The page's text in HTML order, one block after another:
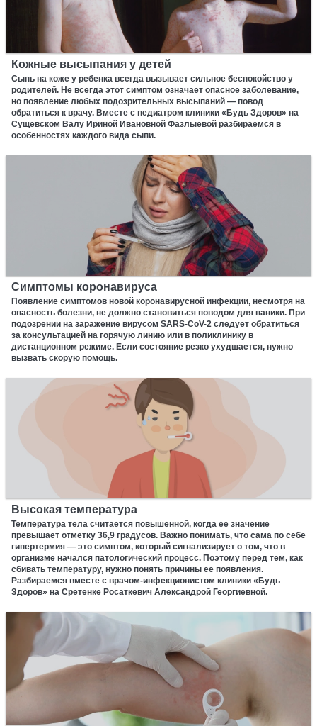
Кожные высыпания у детей
Сыпь на коже у ребенка всегда вызывает сильное беспокойство у
родителей. Не всегда этот симптом означает опасное заболевание,
но появление любых подозрительных высыпаний — повод
обратиться к врачу. Вместе с педиатром клиники «Будь Здоров» на
Сущевском Валу Ириной Ивановной Фазлыевой разбираемся в
особенностях каждого вида сыпи.
Симптомы коронавируса
Появление симптомов новой коронавирусной инфекции, несмотря на
опасность болезни, не должно становиться поводом для паники. При
подозрении на заражение вирусом SARS-CoV-2 следует обратиться
за консультацией на горячую линию или в поликлинику в
дистанционном режиме. Если состояние резко ухудшается, нужно
вызвать скорую помощь.
Высокая температура
Температура тела считается повышенной, когда ее значение
превышает отметку 36,9 градусов. Важно понимать, что сама по себе
гипертермия — это симптом, который сигнализирует о том, что в
организме начался патологический процесс. Поэтому перед тем, как
сбивать температуру, нужно понять причины ее появления.
Разбираемся вместе с врачом-инфекционистом клиники «Будь
Здоров» на Сретенке Росаткевич Александрой Георгиевной.